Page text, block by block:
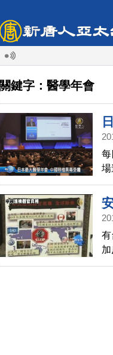
關鍵字：醫學年會
每
場
界
有
器